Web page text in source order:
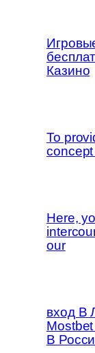
Казино
To
Here,
our
вход В
В